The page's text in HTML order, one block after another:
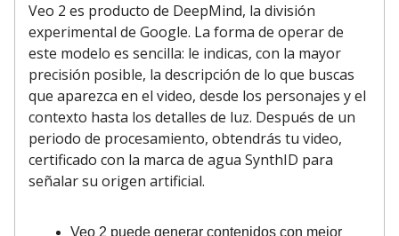
Veo 2 es producto de DeepMind, la división
experimental de Google. La forma de operar de
este modelo es sencilla: le indicas, con la mayor
precisión posible, la descripción de lo que buscas
que aparezca en el video, desde los personajes y el
contexto hasta los detalles de luz. Después de un
periodo de procesamiento, obtendrás tu video,
certificado con la marca de agua SynthID para
señalar su origen artificial.
Veo 2 puede generar contenidos con mejor